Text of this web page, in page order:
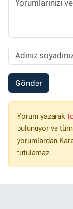
Gönder
Yorum yazarak
bulunuyor ve
yorumlardan
tutulamaz.